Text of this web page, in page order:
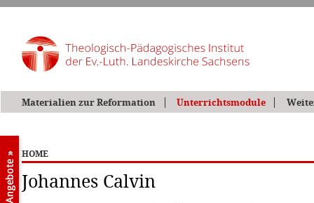
Materialien zur Reformation Unterrichtsmodule
HOME
Johannes Calvin